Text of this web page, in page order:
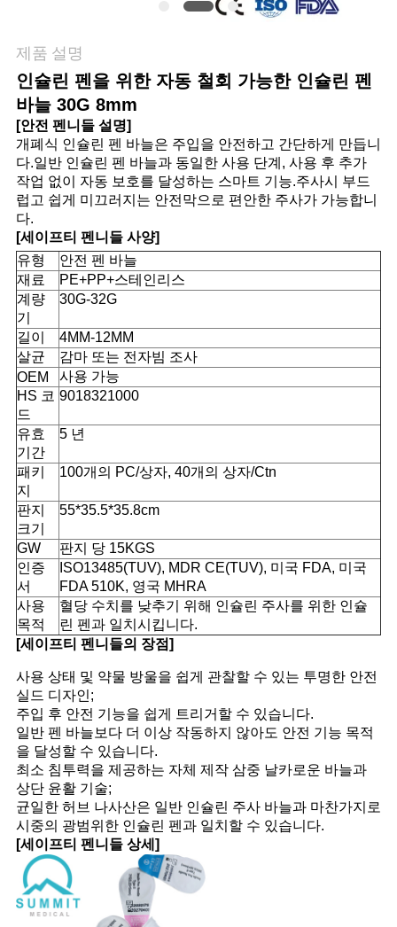
락
주
세
요
뉴
스
경
우
사
이
트
맵
PRIVACY
POLICY
제품 설명
인슐린 펜을 위한 자동 철회 가능한 인슐린 펜
바늘 30G 8mm
[안전 펜니들 설명]
개폐식 인슐린 펜 바늘은 주입을 안전하고 간단하게 만듭니
다.일반 인슐린 펜 바늘과 동일한 사용 단계, 사용 후 추가
작업 없이 자동 보호를 달성하는 스마트 기능.주사시 부드
럽고 쉽게 미끄러지는 안전막으로 편안한 주사가 가능합니
다.
[세이프티 펜니들 사양]
유형
안전 펜 바늘
재료
PE+PP+스테인리스
계량
기
30G-32G
길이
4MM-12MM
살균
감마 또는 전자빔 조사
OEM
사용 가능
HS 코
드
9018321000
유효
기간
5 년
패키
지
100개의 PC/상자, 40개의 상자/Ctn
판지
크기
55*35.5*35.8cm
GW
판지 당 15KGS
인증
서
ISO13485(TUV), MDR CE(TUV), 미국 FDA, 미국
FDA 510K, 영국 MHRA
사용
목적
혈당 수치를 낮추기 위해 인슐린 주사를 위한 인슐
린 펜과 일치시킵니다.
[세이프티 펜니들의 장점]
사용 상태 및 약물 방울을 쉽게 관찰할 수 있는 투명한 안전
실드 디자인;
주입 후 안전 기능을 쉽게 트리거할 수 있습니다.
일반 펜 바늘보다 더 이상 작동하지 않아도 안전 기능 목적
을 달성할 수 있습니다.
최소 침투력을 제공하는 자체 제작 삼중 날카로운 바늘과
상단 윤활 기술;
균일한 허브 나사산은 일반 인슐린 주사 바늘과 마찬가지로
시중의 광범위한 인슐린 펜과 일치할 수 있습니다.
[세이프티 펜니들 상세]